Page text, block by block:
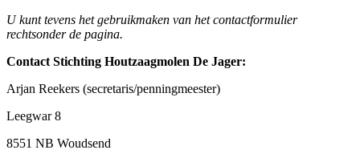
U kunt tevens het gebruikmaken van het contactformulier
rechtsonder de pagina.
Contact Stichting Houtzaagmolen De Jager:
Arjan Reekers (secretaris/penningmeester)
Leegwar 8
8551 NB Woudsend